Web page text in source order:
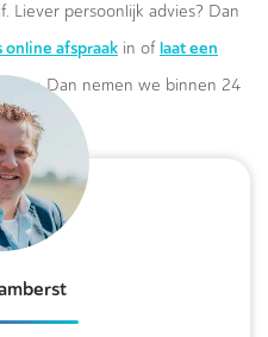
Liever persoonlijk advies? Dan
online afspraak in of laat een
Dan nemen we binnen 24